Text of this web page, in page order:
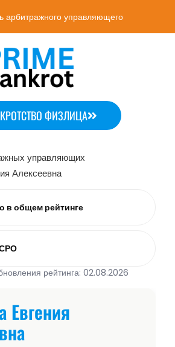
арбитражного управляющего
ФИЗЛИЦА
управляющих
Алексеевна
в общем рейтинге
рейтинга: 02.08.2026
Евгения